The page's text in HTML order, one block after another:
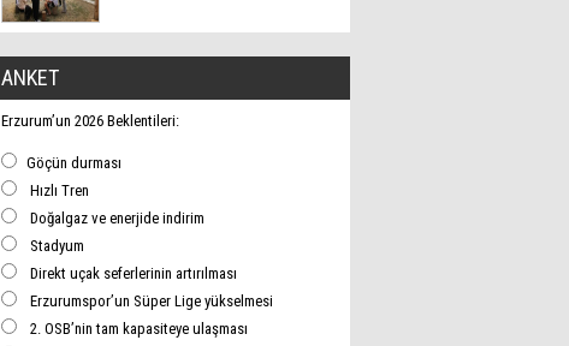
ANKET
Erzurum’un 2026 Beklentileri:
Göçün durması
Hızlı Tren
Doğalgaz ve enerjide indirim
Stadyum
Direkt uçak seferlerinin artırılması
Erzurumspor’un Süper Lige yükselmesi
2. OSB’nin tam kapasiteye ulaşması